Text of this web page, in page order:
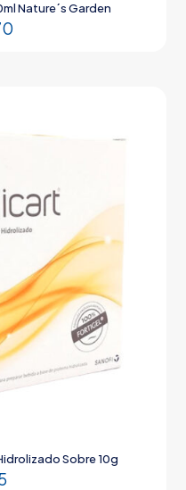
Nature´s Garden
Sobre 10g